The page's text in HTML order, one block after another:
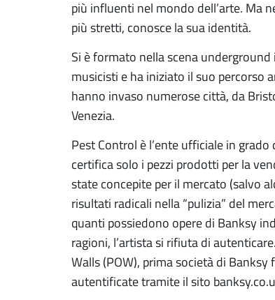
più influenti nel mondo dell’arte. Ma
più stretti, conosce la sua identità.
Si è formato nella scena
musicisti e ha iniziato il suo percorso
hanno invaso numerose città, da
Venezia.
Pest Control è l’ente ufficiale in
certifica solo i pezzi prodotti per la
state concepite per il mercato (salvo
risultati radicali nella “pulizia” del
quanti possiedono opere di Banksy
ragioni, l’artista si rifiuta di
Walls (POW), prima società di
autentificate tramite il sito